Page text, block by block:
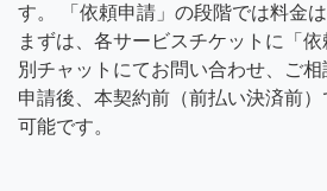
す。 「依頼申請」の段階では料金
まずは、各サービスチケットに「
別チャットにてお問い合わせ、ご
申請後、本契約前（前払い決済前
可能です。